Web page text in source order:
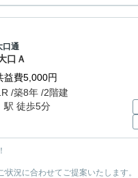
口通
口Ａ
益費5,000円
/築8年 /2階建
駅 徒歩5分
況に合わせてご提案いたします。